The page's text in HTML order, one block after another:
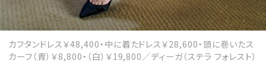
カフタンドレス￥48,400・中に着たドレス￥28,600・頭に巻いたス
カーフ（青）￥8,800・（白）￥19,800／ディーガ（ステラ フォレスト）